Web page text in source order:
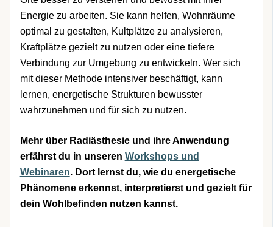
Energie zu arbeiten. Sie kann helfen, Wohnräume
optimal zu gestalten, Kultplätze zu analysieren,
Kraftplätze gezielt zu nutzen oder eine tiefere
Verbindung zur Umgebung zu entwickeln. Wer sich
mit dieser Methode intensiver beschäftigt, kann
lernen, energetische Strukturen bewusster
wahrzunehmen und für sich zu nutzen.
Mehr über Radiästhesie und ihre Anwendung
erfährst du in unseren Workshops und
Webinaren. Dort lernst du, wie du energetische
Phänomene erkennst, interpretierst und gezielt für
dein Wohlbefinden nutzen kannst.